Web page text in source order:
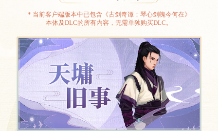
* 当前客户端版本中已包含《古剑奇谭：琴心剑魄今何在》
本体及DLC的所有内容，无需单独购买DLC。